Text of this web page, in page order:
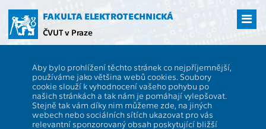
hlavní
obsah
FAKULTA ELEKTROTECHNICKÁ
ČVUT v Praze
Aby bylo prohlížení těchto stránek co nejpříjemnější,
používáme jako většina webů cookies. Soubory
cookie slouží k vyhodnocení vašeho pohybu po
našich stránkách a tak nám je pomáhají vylepšovat.
Stejně tak vám díky nim můžeme zde, na jiných
webech nebo sociálních sítích ukazovat pro vás
relevantní sponzorovaný obsah poskytující bližší
BD5B34EPS
BD5B34EPS Elektronika
P Rozsah výuky:
14KP+6KL
Katedra:
13134 Jazyk výuky:
CS